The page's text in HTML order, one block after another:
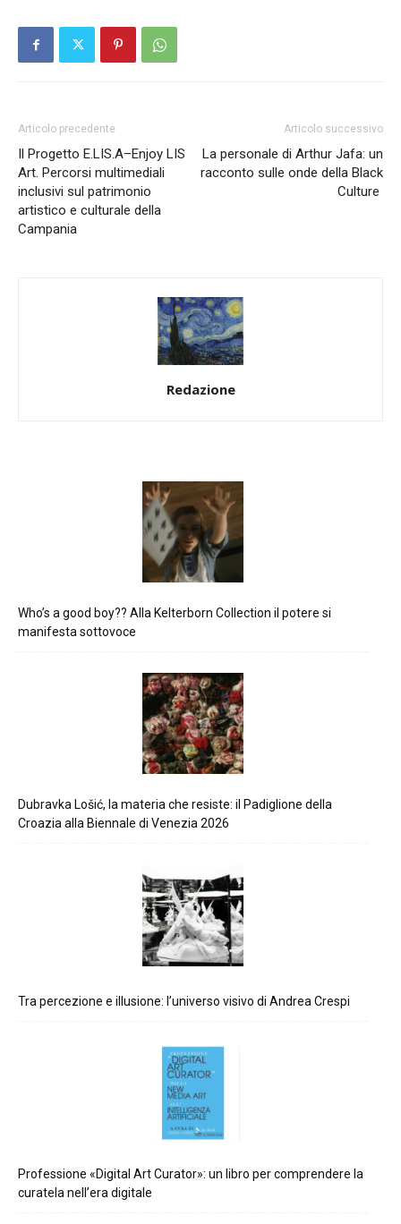
Articolo precedente
Il Progetto E.LIS.A–Enjoy LIS
Art. Percorsi multimediali
inclusivi sul patrimonio
artistico e culturale della
Campania
Articolo successivo
La personale di Arthur Jafa: un
racconto sulle onde della Black
Culture
Redazione
Who’s a good boy?? Alla Kelterborn Collection il potere si
manifesta sottovoce
Dubravka Lošić, la materia che resiste: il Padiglione della
Croazia alla Biennale di Venezia 2026
Tra percezione e illusione: l’universo visivo di Andrea Crespi
Professione «Digital Art Curator»: un libro per comprendere la
curatela nell’era digitale